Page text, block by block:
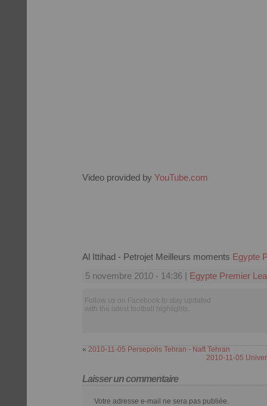
Video provided by YouTube.com
Al Ittihad - Petrojet Meilleurs moments Egypte
5 novembre 2010 - 14:36 | Egypte Premier
Follow us on Facebook to stay updated
with the latest football highlights.
« 2010-11-05 Persepolis Tehran - Naft Tehran
2010-11-05
Laisser un commentaire
Votre adresse e-mail ne sera pas publiée.